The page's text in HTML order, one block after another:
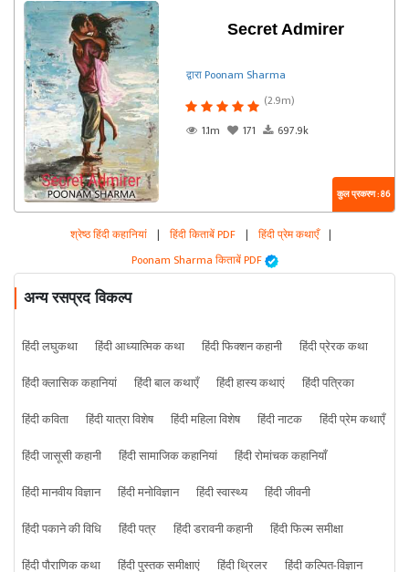
Secret Admirer
द्वारा Poonam Sharma
(2.9m)
1.1m
171 697.9k
कुल प्रकरण : 86
श्रेष्ठ हिंदी कहानियां | हिंदी किताबें PDF | हिंदी प्रेम कथाएँ |
Poonam Sharma किताबें PDF
अन्य रसप्रद विकल्प
हिंदी लघुकथा हिंदी आध्यात्मिक कथा हिंदी फिक्शन कहानी
हिंदी प्रेरक कथा
हिंदी क्लासिक कहानियां
हिंदी बाल कथाएँ हिंदी हास्य कथाएं
हिंदी पत्रिका
हिंदी कविता
हिंदी यात्रा विशेष हिंदी महिला विशेष हिंदी नाटक
हिंदी प्रेम कथाएँ
हिंदी जासूसी कहानी
हिंदी सामाजिक कहानियां
हिंदी रोमांचक कहानियाँ
हिंदी मानवीय विज्ञान
हिंदी मनोविज्ञान हिंदी स्वास्थ्य
हिंदी जीवनी
हिंदी पकाने की विधि
हिंदी पत्र हिंदी डरावनी कहानी
हिंदी फिल्म समीक्षा
हिंदी पौराणिक कथा
हिंदी पुस्तक समीक्षाएं हिंदी थ्रिलर हिंदी कल्पित-विज्ञान